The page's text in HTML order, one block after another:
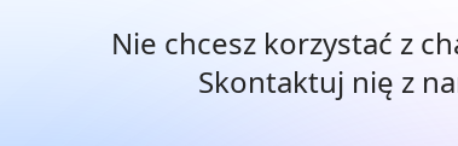
Nie chcesz korzystać z
Skontaktuj nię z